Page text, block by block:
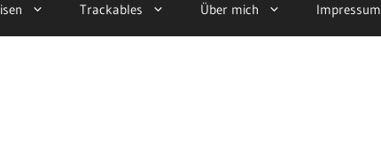
Trackables Über mich Impressum